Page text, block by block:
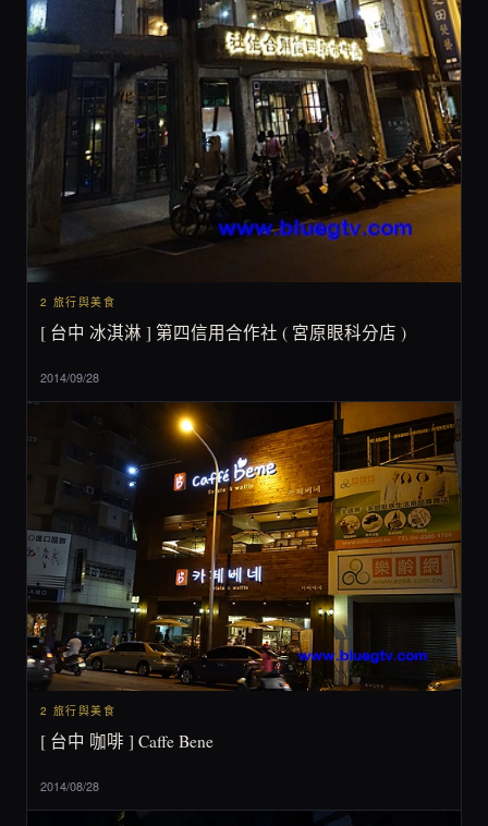
2 旅行與美食
[ 台中 冰淇淋 ] 第四信用合作社 ( 宮原眼科分店 )
2014/09/28
2 旅行與美食
[ 台中 咖啡 ] Caffe Bene
2014/08/28